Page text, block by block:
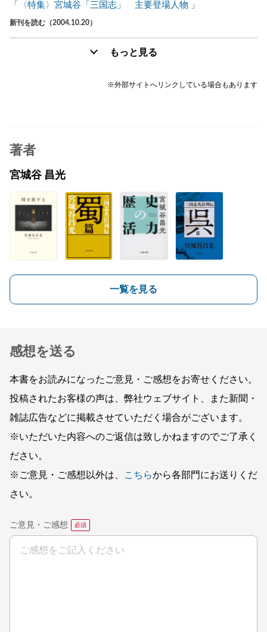
「〈特集〉宮城谷「三国志」 主要登場人物 」
新刊を読む（2004.10.20）
もっと見る
※外部サイトへリンクしている場合もあります
著者
宮城谷 昌光
一覧を見る
感想を送る
本書をお読みになったご意見・ご感想をお寄せください。
投稿されたお客様の声は、弊社ウェブサイト、また新聞・
雑誌広告などに掲載させていただく場合がございます。
※いただいた内容へのご返信は致しかねますのでご了承く
ださい。
※ご意見・ご感想以外は、
こちらから各部門にお送りくだ
さい。
ご意見・ご感想